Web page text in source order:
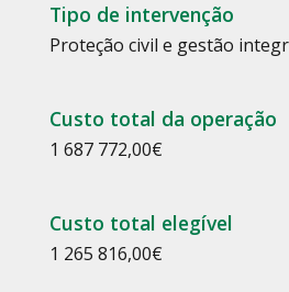
Tipo de intervenção
Proteção civil e gestão
Custo total da operação
1 687 772,00€
Custo total elegível
1 265 816,00€